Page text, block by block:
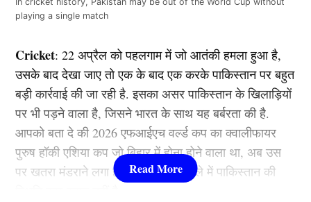
playing a single match
Cricket: 22 अप्रैल को पहलगाम में जो आतंकी हमला हुआ है,
उसके बाद देखा जाए तो एक के बाद एक करके पाकिस्तान पर बहुत
बड़ी कार्रवाई की जा रही है. इसका असर पाकिस्तान के खिलाड़ियों
पर भी पड़ने वाला है, जिसने भारत के साथ यह बर्बरता की है.
आपको बता दे की 2026 एफआईएच वर्ल्ड कप का क्वालीफायर
पुरुष हॉकी एशिया कप जो बिहार में होना होने वाला था, अब उस
पर खतरा मंडराने लगा है क्योंकि इस मुकाबले में पाकिस्तान की